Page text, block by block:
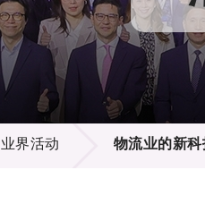
董事局
研究顾问
招标通告
供应商登记
税务优惠
申请
评审
征求研发项目计划书
项目资料库
新闻中心
媒体报导
新闻稿
资讯中心
多媒体
出版刊物
业界活动 物流业的新